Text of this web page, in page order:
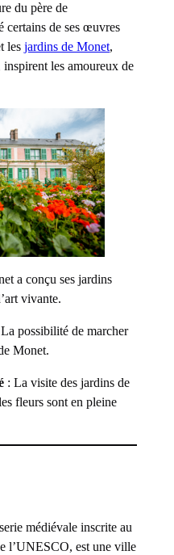
du père de
certains de ses œuvres
lesjardins de Monet,
les amoureux de
a conçu ses jardins
vivante.
possibilité de marcher
Monet.
: La visite des jardins de
fleurs sont en pleine
médiévale inscrite au
l’UNESCO, est une ville